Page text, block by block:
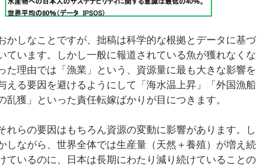
かしなことですが、拙稿は科学的な根拠とデータに基づ
ています。しかし一般に報道されている魚が獲れなくな
た理由では「漁業」という、資源量に最も大きな影響を
える要因を避けるようにして「海水温上昇」「外国漁船
乱獲」といった責任転嫁ばかりが目につきます。
れらの要因はもちろん資源の変動に影響があります。し
しながら、世界全体では生産量（天然＋養殖）が増え続
ているのに、日本は長期にわたり減り続けていることの